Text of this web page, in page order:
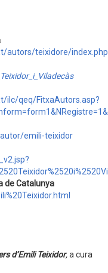
autors/teixidore/index.php
ilc/qeq/FitxaAutors.asp?
emili-teixidor
de Catalunya
d’Emili Teixidor,a cura